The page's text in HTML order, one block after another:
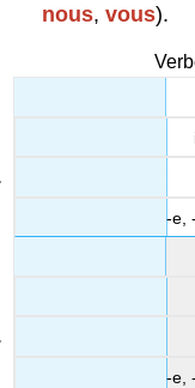
nous,vous).
-e,
-e,